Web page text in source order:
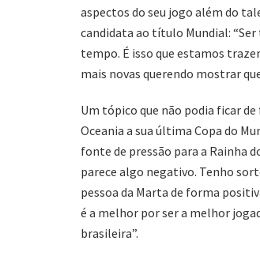
aspectos do seu jogo além do
candidata ao título Mundial:
tempo. É isso que estamos
mais novas querendo mostrar
Um tópico que não podia ficar
Oceania a sua última Copa do
fonte de pressão para a Rainha
parece algo negativo. Tenho
pessoa da Marta de forma
é a melhor por ser a melhor
brasileira”.